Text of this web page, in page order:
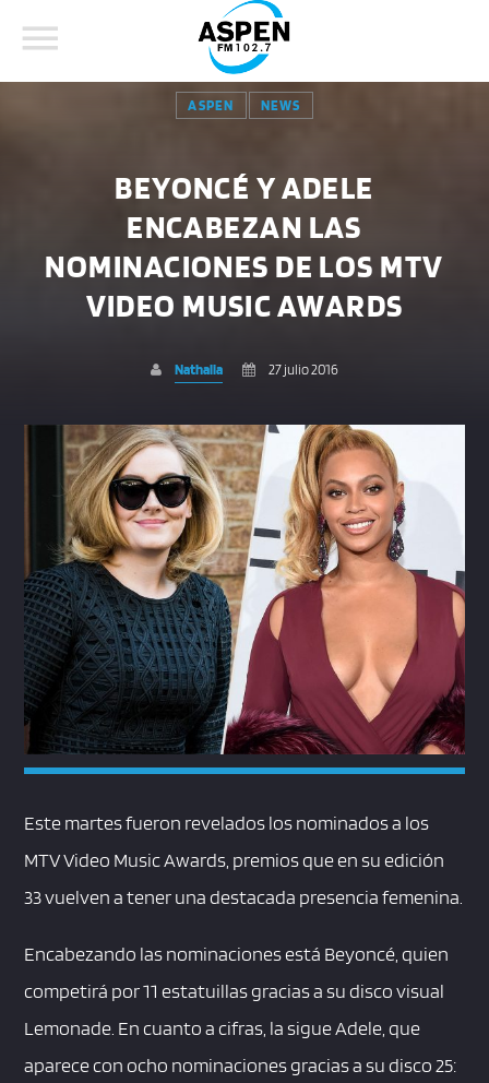
BUSCAR EN EL SITIO:
COMPARTE ESTA PÁGINA EN:
Whatsapp
ASPEN NEWS
BEYONCÉ Y ADELE
ENCABEZAN LAS
NOMINACIONES DE LOS MTV
VIDEO MUSIC AWARDS
Nathalia 27 julio 2016
Este martes fueron revelados los nominados a los
MTV Video Music Awards, premios que en su edición
33 vuelven a tener una destacada presencia femenina.
Encabezando las nominaciones está Beyoncé, quien
competirá por 11 estatuillas gracias a su disco visual
Lemonade. En cuanto a cifras, la sigue Adele, que
aparece con ocho nominaciones gracias a su disco 25: